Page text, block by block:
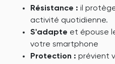
Résistance : il
activité quotidienne.
S'adapte et épouse
votre smartphone
Protection : prévient